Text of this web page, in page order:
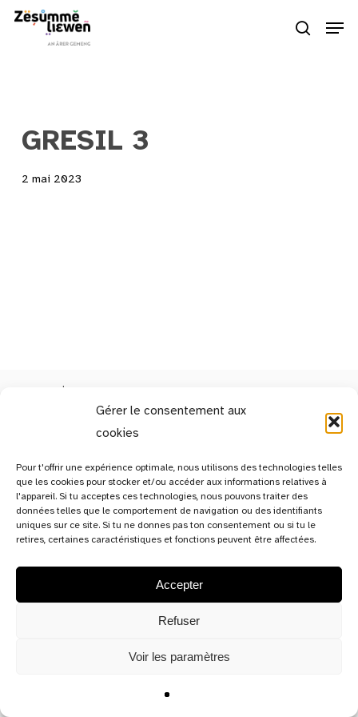
Gérer le consentement aux
cookies
Pour t'offrir une expérience optimale, nous utilisons des technologies telles
que les cookies pour stocker et/ou accéder aux informations relatives à
l'appareil. Si tu acceptes ces technologies, nous pouvons traiter des
données telles que le comportement de navigation ou des identifiants
uniques sur ce site. Si tu ne donnes pas ton consentement ou si tu le
retires, certaines caractéristiques et fonctions peuvent être affectées.
Accepter
Refuser
Voir les paramètres
Skip
search
GRESIL 3
2 mai 2023
13c, rue de Bitbourg,
L-1273 Luxembourg-Hamm
Luxembourg
Mentions légales